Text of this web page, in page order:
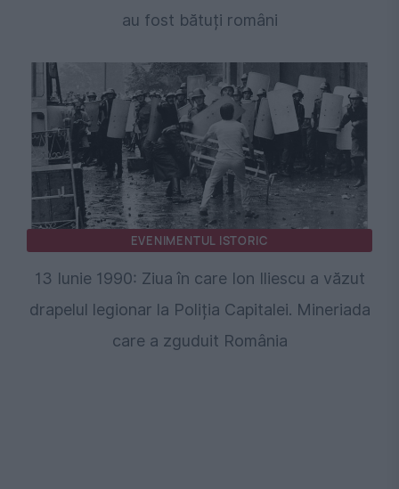
au fost bătuți români
EVENIMENTUL ISTORIC
13 Iunie 1990: Ziua în care Ion Iliescu a văzut
drapelul legionar la Poliția Capitalei. Mineriada
care a zguduit România